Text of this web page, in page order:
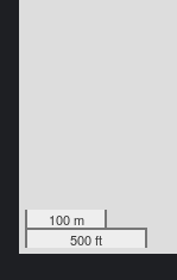
100 m
500 ft